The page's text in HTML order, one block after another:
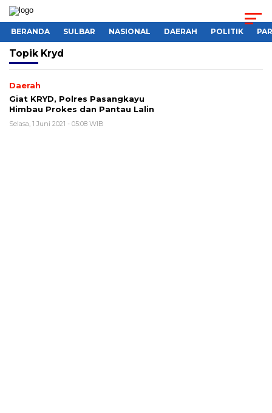
BERANDA SULBAR NASIONAL DAERAH POLITIK
Topik Kryd
Daerah
Giat KRYD, Polres Pasangkayu
Himbau Prokes dan Pantau Lalin
Selasa, 1 Juni 2021 - 05:08 WIB